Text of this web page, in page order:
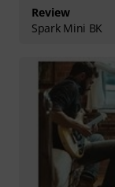
Review
Spark Mini BK